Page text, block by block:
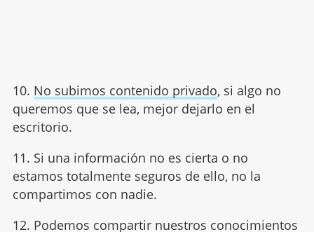
10. No subimos contenido privado, si algo no
queremos que se lea, mejor dejarlo en el
escritorio.
11. Si una información no es cierta o no
estamos totalmente seguros de ello, no la
compartimos con nadie.
12. Podemos compartir nuestros conocimientos